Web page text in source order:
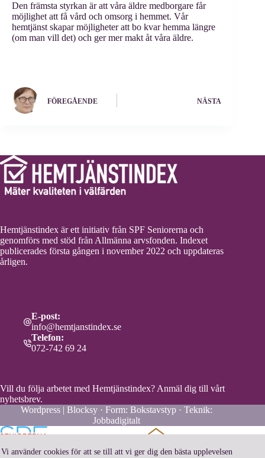
Vi använder cookies för att se till att vi ger dig den bästa upplevelsen
Den främsta styrkan är att våra äldre medborgare får
möjlighet att få vård och omsorg i hemmet. Vår
hemtjänst skapar möjligheter att bo kvar hemma längre
(om man vill det) och ger mer makt åt våra äldre.
FÖREGÅENDE NÄSTA
Hemtjänstindex är ett initiativ från SPF Seniorerna och
genomförs med stöd från Allmänna arvsfonden. Indexet
publicerades första gången i november 2022 och uppdateras
årligen.
E-post:
info@hemtjanstindex.se
Telefon:
072-742 69 24
Vill du följa arbetet med Hemtjänstindex? Anmäl dig till vårt
nyhetsbrev.
Wordpress | Blocksy · Form:Bokstavstyp · Teknik:
Jobbadigitalt